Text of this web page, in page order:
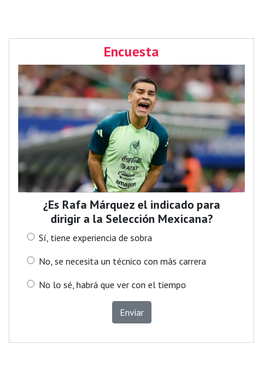
Encuesta
¿Es Rafa Márquez el indicado para
dirigir a la Selección Mexicana?
Sí, tiene experiencia de sobra
No, se necesita un técnico con más carrera
No lo sé, habrá que ver con el tiempo
Enviar